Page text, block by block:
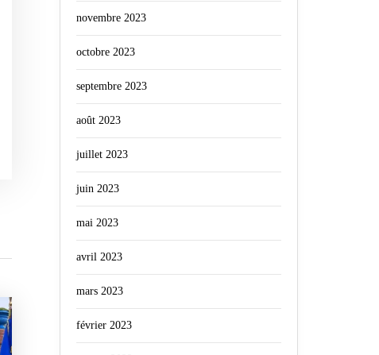
novembre 2023
octobre 2023
septembre 2023
août 2023
juillet 2023
juin 2023
mai 2023
avril 2023
mars 2023
février 2023